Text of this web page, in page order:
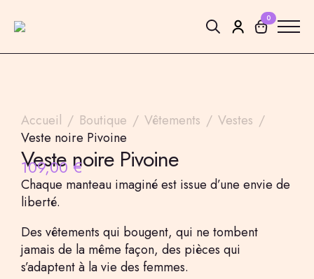
Search
0
Accueil Boutique Vêtements
Vestes
Veste noire Pivoine
Veste noire Pivoine
109,00 €
Chaque manteau imaginé est issue d’une envie de
liberté.
Des vêtements qui bougent, qui ne tombent
jamais de la même façon, des pièces qui
s’adaptent à la vie des femmes.